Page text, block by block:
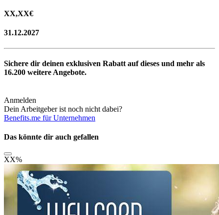
XX,XX€
31.12.2027
Sichere dir deinen exklusiven Rabatt auf dieses und mehr als
16.200 weitere Angebote.
Anmelden
Dein Arbeitgeber ist noch nicht dabei?
Benefits.me für Unternehmen
Das könnte dir auch gefallen
XX%